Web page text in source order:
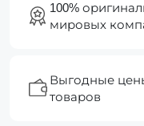
100%
мировых
Выгодные
товаров